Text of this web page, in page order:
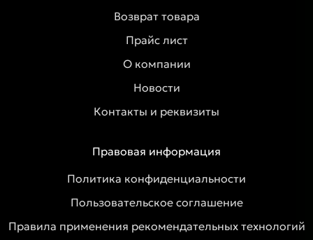
Возврат товара
Прайс лист
О компании
Новости
Контакты и реквизиты
Правовая информация
Политика конфиденциальности
Пользовательское соглашение
Правила применения рекомендательных технологий